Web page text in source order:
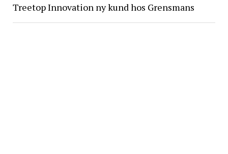
Treetop Innovation ny kund hos Grensmans